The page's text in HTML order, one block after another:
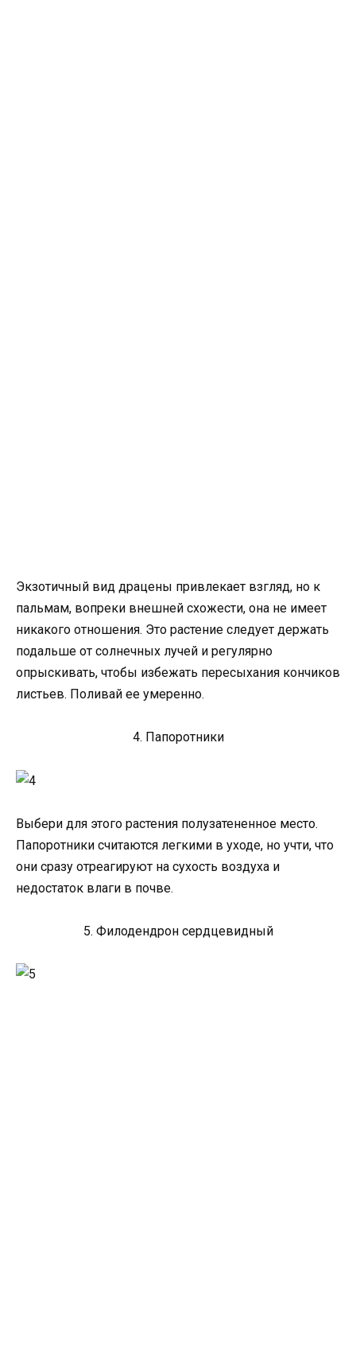
Экзотичный вид драцены привлекает взгляд, но к
пальмам, вопреки внешней схожести, она не имеет
никакого отношения. Это растение следует держать
подальше от солнечных лучей и регулярно
опрыскивать, чтобы избежать пересыхания кончиков
листьев. Поливай ее умеренно.
4. Папоротники
Выбери для этого растения полузатененное место.
Папоротники считаются легкими в уходе, но учти, что
они сразу отреагируют на сухость воздуха и
недостаток влаги в почве.
5. Филодендрон сердцевидный